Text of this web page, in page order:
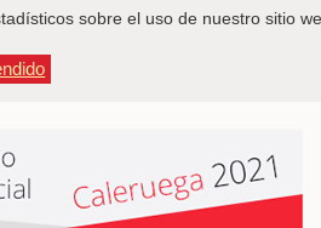
sobre el uso de nuestro sitio